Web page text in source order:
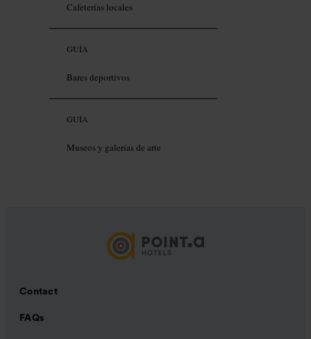
Cafeterías locales
GUÍA
Bares deportivos
GUÍA
Museos y galerías de arte
Contact
FAQs